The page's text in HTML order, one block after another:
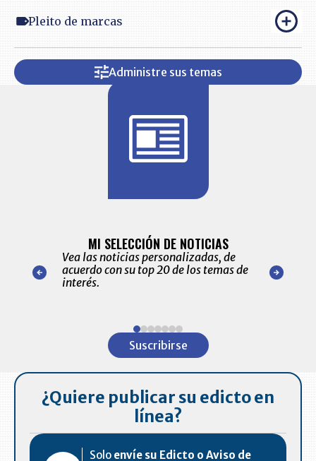
Pleito de marcas
Administre sus temas
nuestro
para
MI SELECCIÓN DE NOTICIAS
Vea las noticias personalizadas, de
acuerdo con su top 20 de los temas de
interés.
de las
Suscribirse
¿Quiere publicar su edicto en
línea?
Solo envíe su Edicto o Aviso de